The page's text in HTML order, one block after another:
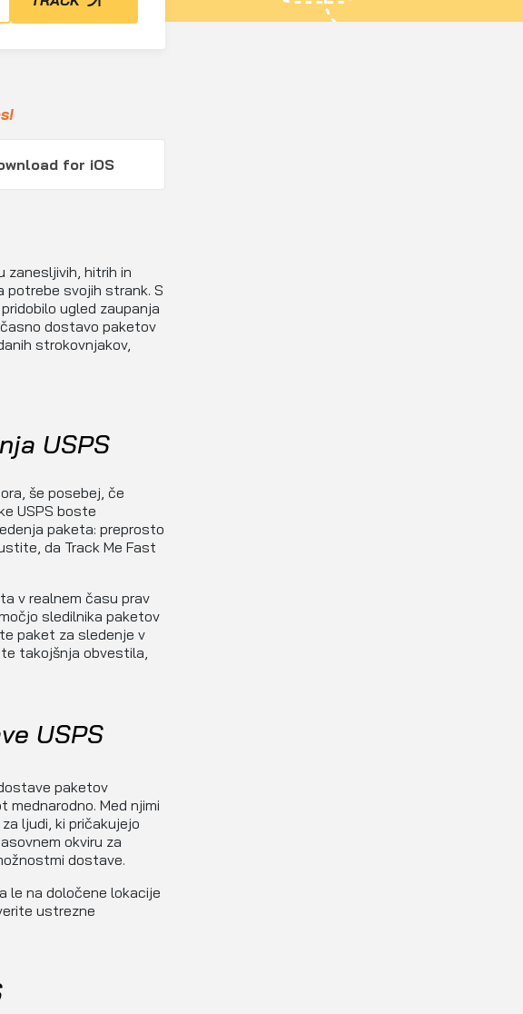
for iOS
zanesljivih, hitrih in
potrebe svojih strank. S
ugled zaupanja
dostavo paketov
strokovnjakov,
USPS
še posebej, če
USPS boste
paketa: preprosto
da Track Me Fast
v realnem času prav
sledilnika paketov
paket za sledenje v
takojšnja obvestila,
USPS
paketov
Med njimi
ljudi, ki pričakujejo
okviru za
dostave.
le na določene lokacije
ustrezne